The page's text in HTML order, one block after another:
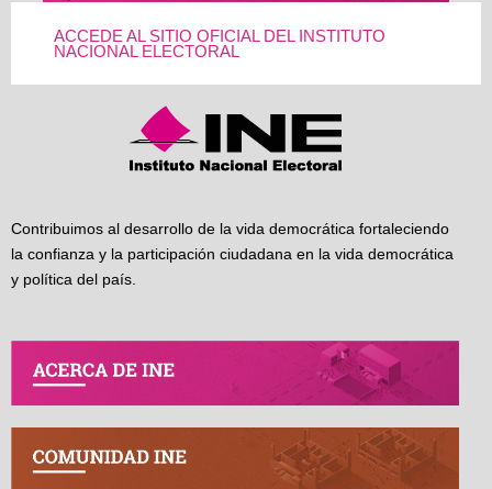
ACCEDE AL SITIO OFICIAL DEL INSTITUTO
NACIONAL ELECTORAL
Contribuimos al desarrollo de la vida democrática fortaleciendo
la confianza y la participación ciudadana en la vida democrática
y política del país.